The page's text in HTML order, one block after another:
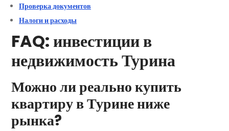
Проверка документов
Налоги и расходы
FAQ: инвестиции в
недвижимость Турина
Можно ли реально купить
квартиру в Турине ниже
рынка?